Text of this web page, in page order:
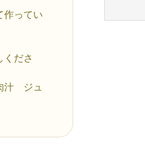
作ってい
くださ
汁 ジュ